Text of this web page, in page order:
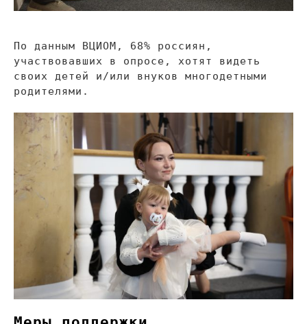
По
данным ВЦИОМ, 68% россиян,
участвовавших в
опросе, хотят видеть
своих детей и/или внуков многодетными
родителями.